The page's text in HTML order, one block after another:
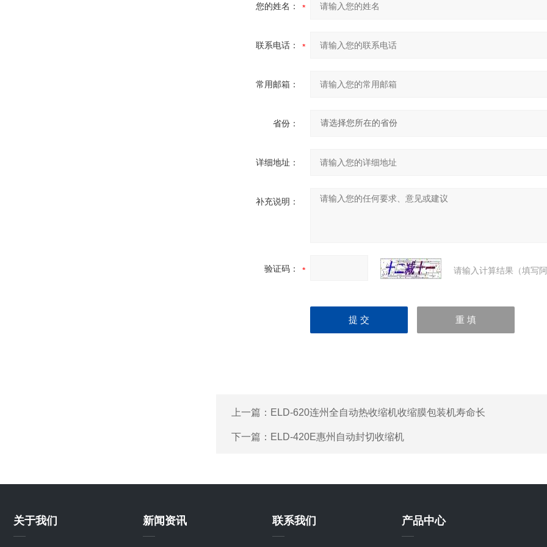
您的姓名：
联系电话：
常用邮箱：
省份：
详细地址：
补充说明：
验证码： 请输入计算结果（填写
上一篇： ELD-620连州全自动热收缩机收缩膜包装机寿命长
下一篇： ELD-420E惠州自动封切收缩机
关于我们 新闻资讯 联系我们 产品中心